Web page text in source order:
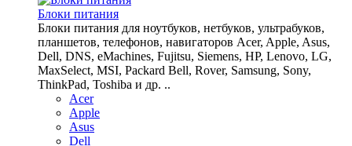
Блоки питания
Блоки питания для ноутбуков, нетбуков, ультрабуков,
планшетов, телефонов, навигаторов Acer, Apple, Asus,
Dell, DNS, eMachines, Fujitsu, Siemens, HP, Lenovo, LG,
MaxSelect, MSI, Packard Bell, Rover, Samsung, Sony,
ThinkPad, Toshiba и др. ..
Acer
Apple
Asus
Dell